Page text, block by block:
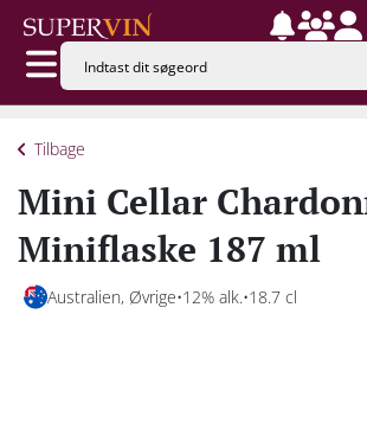
Tilbage
Mini Cellar
Miniflaske 187 ml
Australien, Øvrige 12% alk. 18.7 cl